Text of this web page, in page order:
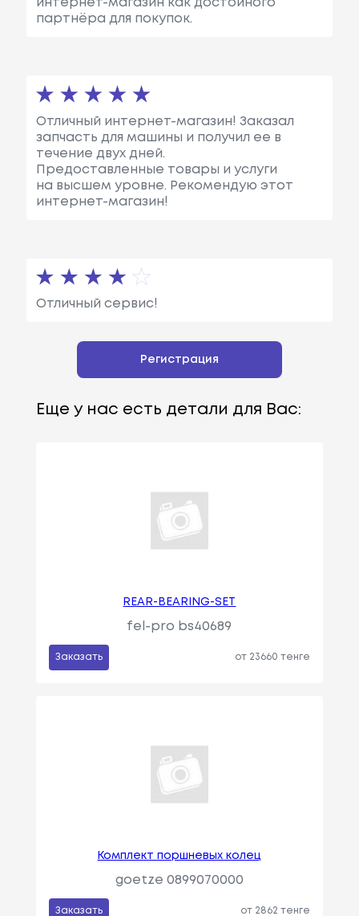
интернет-магазин как достойного
партнёра для покупок.
Отличный интернет-магазин! Заказал
запчасть для машины и получил ее в
течение двух дней.
Предоставленные товары и услуги
на высшем уровне. Рекомендую этот
интернет-магазин!
Отличный сервис!
Регистрация
Еще у нас есть детали для Вас:
REAR-BEARING-SET
fel-pro bs40689
Заказать от 23660 тенге
Комплект поршневых колец
goetze 0899070000
Заказать от 2862 тенге